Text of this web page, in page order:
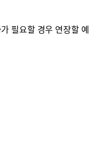
필요할 경우 연장할 예